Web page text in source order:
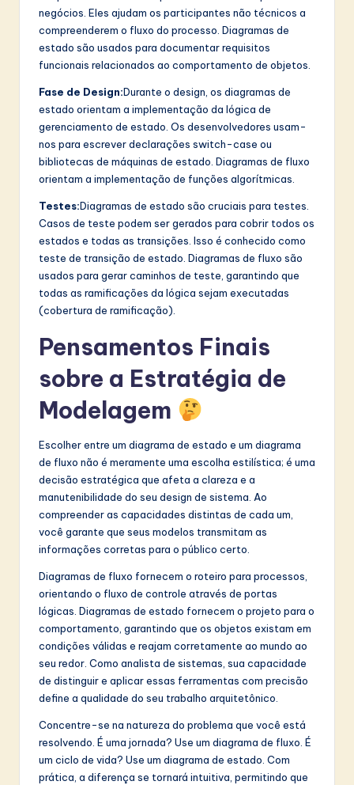
negócios. Eles ajudam os participantes não técnicos a
compreenderem o fluxo do processo. Diagramas de
estado são usados para documentar requisitos
funcionais relacionados ao comportamento de objetos.
Fase de Design:Durante o design, os diagramas de
estado orientam a implementação da lógica de
gerenciamento de estado. Os desenvolvedores usam-
nos para escrever declarações switch-case ou
bibliotecas de máquinas de estado. Diagramas de fluxo
orientam a implementação de funções algorítmicas.
Testes:Diagramas de estado são cruciais para testes.
Casos de teste podem ser gerados para cobrir todos os
estados e todas as transições. Isso é conhecido como
teste de transição de estado. Diagramas de fluxo são
usados para gerar caminhos de teste, garantindo que
todas as ramificações da lógica sejam executadas
(cobertura de ramificação).
Pensamentos Finais
sobre a Estratégia de
Modelagem
Escolher entre um diagrama de estado e um diagrama
de fluxo não é meramente uma escolha estilística; é uma
decisão estratégica que afeta a clareza e a
manutenibilidade do seu design de sistema. Ao
compreender as capacidades distintas de cada um,
você garante que seus modelos transmitam as
informações corretas para o público certo.
Diagramas de fluxo fornecem o roteiro para processos,
orientando o fluxo de controle através de portas
lógicas. Diagramas de estado fornecem o projeto para o
comportamento, garantindo que os objetos existam em
condições válidas e reajam corretamente ao mundo ao
seu redor. Como analista de sistemas, sua capacidade
de distinguir e aplicar essas ferramentas com precisão
define a qualidade do seu trabalho arquitetônico.
Concentre-se na natureza do problema que você está
resolvendo. É uma jornada? Use um diagrama de fluxo. É
um ciclo de vida? Use um diagrama de estado. Com
prática, a diferença se tornará intuitiva, permitindo que